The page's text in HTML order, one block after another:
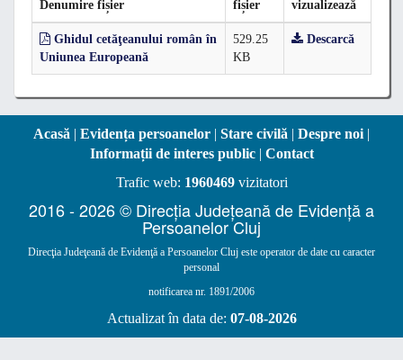
Denumire fișier
fișier
vizualizează
Ghidul cetăţeanului român în
Uniunea Europeană
529.25
KB
Descarcă
Acasă | Evidența persoanelor | Stare civilă | Despre noi |
Informații de interes public| Contact
Trafic web: 1960469vizitatori
2016 - 2026 © Direcția Județeană de Evidență a
Persoanelor Cluj
Direcţia Judeţeană de Evidenţă a Persoanelor Cluj este operator de date cu caracter
personal
notificarea nr. 1891/2006
Actualizat în data de: 07-08-2026